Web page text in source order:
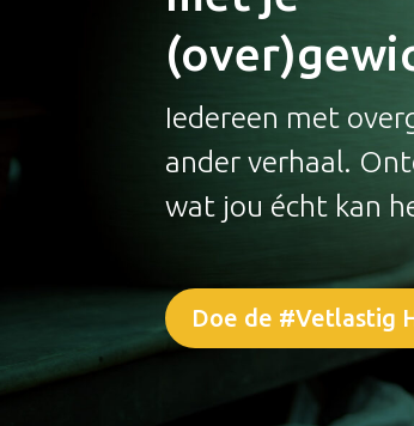
Iedereen met
ander verhaal.
wat jou écht kan
Doe de #Vetlastig